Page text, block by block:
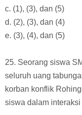
c. (1), (3), dan (5)
d. (2), (3), dan (4)
e. (3), (4), dan (5)
25. Seorang siswa
seluruh uang
korban konflik
siswa dalam